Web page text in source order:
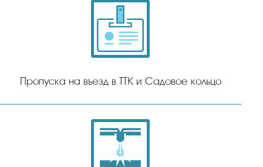
Пропуска на въезд в ТТК и Садовое кольцо